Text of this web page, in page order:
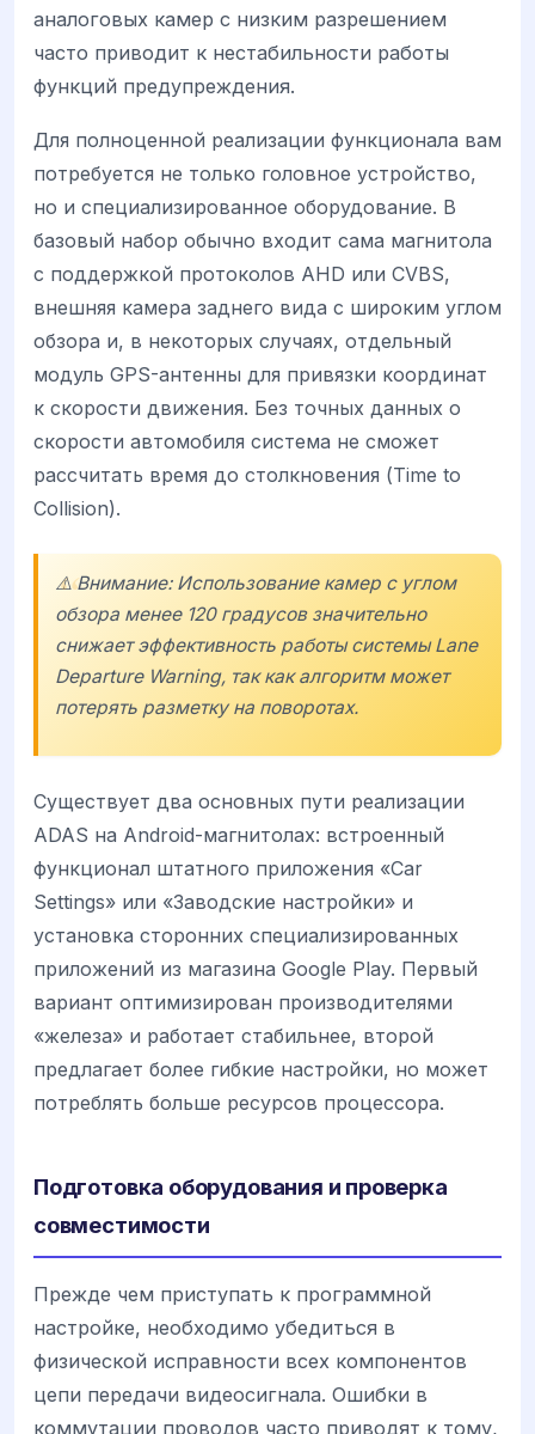
аналоговых камер с низким разрешением
часто приводит к нестабильности работы
функций предупреждения.
Для полноценной реализации функционала вам
потребуется не только головное устройство,
но и специализированное оборудование. В
базовый набор обычно входит сама магнитола
с поддержкой протоколов AHD или CVBS,
внешняя камера заднего вида с широким углом
обзора и, в некоторых случаях, отдельный
модуль GPS-антенны для привязки координат
к скорости движения. Без точных данных о
скорости автомобиля система не сможет
рассчитать время до столкновения (Time to
Collision).
⚠️ Внимание: Использование камер с углом
обзора менее 120 градусов значительно
снижает эффективность работы системы Lane
Departure Warning, так как алгоритм может
потерять разметку на поворотах.
Существует два основных пути реализации
ADAS на Android-магнитолах: встроенный
функционал штатного приложения «Car
Settings» или «Заводские настройки» и
установка сторонних специализированных
приложений из магазина Google Play. Первый
вариант оптимизирован производителями
«железа» и работает стабильнее, второй
предлагает более гибкие настройки, но может
потреблять больше ресурсов процессора.
Подготовка оборудования и проверка
совместимости
Прежде чем приступать к программной
настройке, необходимо убедиться в
физической исправности всех компонентов
цепи передачи видеосигнала. Ошибки в
коммутации проводов часто приводят к тому,